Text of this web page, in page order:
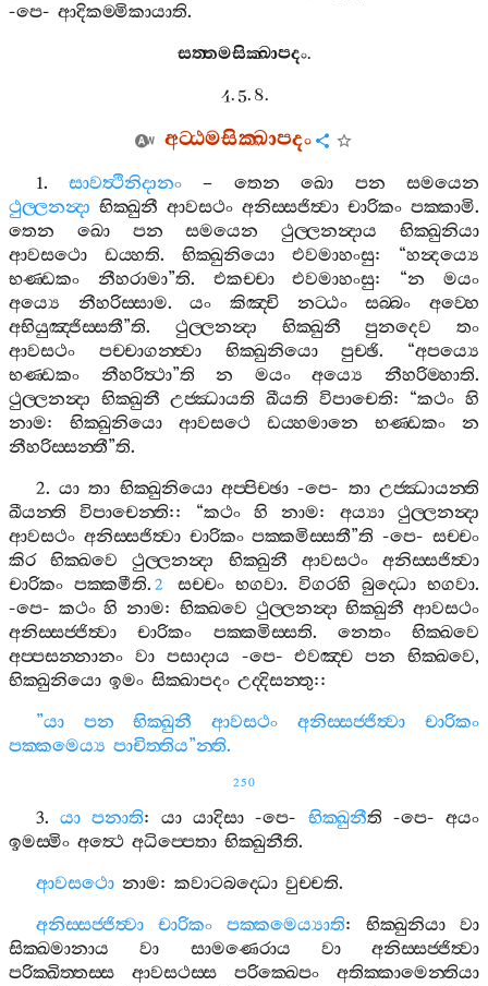
-පෙ- ආදිකම‍්මිකායාති.
සත‍්තමසික‍්ඛාපදං.
4. 5. 8.
අට‍්ඨමසික‍්ඛාපදං
1.සාවත්‍ථිනිදානං – තෙන ඛො පන
සමයෙන
ථුල‍්ලනන්‍දා භික‍්ඛුනී ආවසථං අනිස‍්සජිත්‍වා චාරිකං පක‍්කාමි.
තෙන
ඛො පන සමයෙන ථුල‍්ලනන්‍දාය
භික‍්ඛුනියා
ආවසථො
ඩය‍්හති. භික‍්ඛුනියො එවමාහංසු: “හන්‍දය්‍යෙ
භණ‍්ඩකං
නීහරාමා”ති. එකච‍්චා එවමාහංසු: “න
මයං
අය්‍යෙ
නීහරිස‍්සාම.යං කිඤ‍්චි නට‍්ඨං සබ‍්බං
අව‍්හෙ
අභියුඤ‍්ජිස‍්සතී”ති. ථුල‍්ලනන්‍දා භික‍්ඛුනී පුනදෙව
තං
ආවසථං
පච‍්චාගන‍්ත්‍වා භික‍්ඛුනියො පුච‍්ඡි. “අපය්‍යෙ
භණ‍්ඩකං
නීහරිත්‍ථා”ති න මයං අය්‍යෙ නීහරිම‍්හාති.
ථුල‍්ලනන්‍දා භික‍්ඛුනී උජ‍්ඣායති ඛීයති විපාචෙති: “කථං හි
නාම: භික‍්ඛුනියො ආවසථෙ ඩය‍්හමානෙ භණ‍්ඩකං
න
නීහරිස‍්සන‍්තී”ති.
2. යා තා භික‍්ඛුනියො අප‍්පිච‍්ඡා -පෙ- තා උජ‍්ඣායන‍්ති
ඛීයන‍්ති
විපාචෙන‍්ති:: “කථං හි නාම: අය්‍යා
ථුල‍්ලනන්‍දා
ආවසථං අනිස‍්සජිත්‍වා චාරිකං පක‍්කමිස‍්සතී”ති -පෙ-සච‍්චං
කිර
භික‍්ඛවෙ ථුල‍්ලනන්‍දා භික‍්ඛුනී ආවසථං
අනිස‍්සජිත්‍වා
චාරිකං පක‍්කමීති. 2 සච‍්චං භගවා. විගරහි බුද‍්ධො භගවා.
-පෙ- කථං හි නාම: භික‍්ඛවෙ ථුල‍්ලනන්‍දා භික‍්ඛුනී ආවසථං
අනිස‍්සජ‍්ජිත්‍වා
චාරිකං පක‍්කමිස‍්සති. නෙතං
භික‍්ඛවෙ
අප‍්පසන‍්නානං වා පසාදාය -පෙ-එවඤ‍්ච පන භික‍්ඛවෙ,
භික‍්ඛුනියො ඉමං සික‍්ඛාපදං උද‍්දිසන‍්තු::
”යා පන භික‍්ඛුනී ආවසථං අනිස‍්සජ‍්ජිත්‍වා
චාරිකං
පක‍්කමෙය්‍ය පාචිත‍්තිය”න‍්ති.
250
3. යා පනාති:යා යාදිසා -පෙ- භික‍්ඛුනීති -පෙ- අයං
ඉමස‍්මිං අත්‍ථෙ අධිප‍්පෙතා භික‍්ඛුනීති.
ආවසථො නාම: කවාටබද‍්ධො වුච‍්චති.
අනිස‍්සජ‍්ජිත්‍වා
චාරිකං පක‍්කමෙය්‍යාති: භික‍්ඛුනියා
වා
සික‍්ඛමානාය
වා සාමණෙරාය වා
අනිස‍්සජ‍්ජිත්‍වා
පරික‍්ඛිත‍්තස‍්ස
ආවසථස‍්ස පරික‍්ඛෙපං
අතික‍්කාමෙන‍්තියා